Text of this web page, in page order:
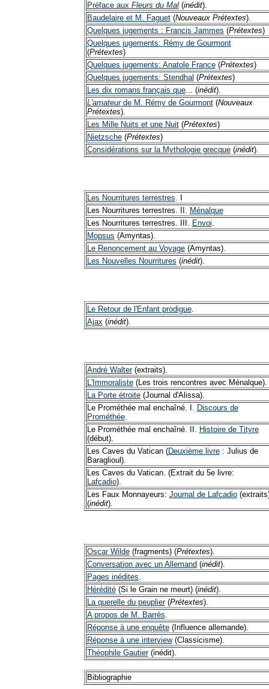
Préface aux Fleurs du Mal(inédit).
Baudelaire et M. Faguet(Nouveaux Prétextes).
Quelques jugements : Francis Jammes (Prétextes)
Quelques jugements: Rémy de Gourmont
(Prétextes)
Quelques jugements: Anatole France(Prétextes)
Quelques jugements: Stendhal (Prétextes)
Les dix romans français que... (inédit).
L'amateurde M. Rémy de Gourmont(Nouveaux
Prétextes).
Les Mille Nuits et une Nuit(Prétextes)
Nietzsche(Prétextes)
Considérations sur la Mythologie grecque(inédit).
Les Nourritures terrestres. I
Les Nourritures terrestres. II. Ménalque
Les Nourritures terrestres. III. Envoi.
Mopsus (Amyntas).
Le Renoncement au Voyage(Amyntas).
Les Nouvelles Nourritures (inédit).
Le Retour de l'Enfant prodigue.
Ajax (inédit).
André Walter(extraits).
L'Immoraliste(Les trois rencontres avec Ménalque).
La Porte étroite(Journal d'Alissa).
Le Prométhée mal enchaîné. I.
Discours de
Prométhée.
Le Prométhée mal enchaîné. II.
Histoire de Tityre
(début).
Les Caves du Vatican (Deuxième livre: Julius de
Baraglioul).
Les Caves du Vatican. (Extrait du 5e livre:
Lafcadio).
Les Faux Monnayeurs: Journal de Lafcadio
(inédit).
Oscar Wilde(fragments) (Prétextes).
Conversation avec un Allemand(inédit).
Pages inédites
Hérédité(Si le Grain ne meurt) (inédit).
La querelle du peuplier(Prétextes).
A propos de M. Barrès
Réponse à une enquête(Influence allemande).
Réponse à une interview(Classicisme).
Théophile Gautier(inédit).
Bibliographie